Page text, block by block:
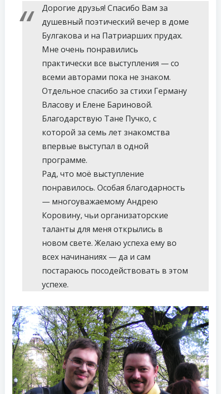
Дорогие друзья! Спасибо Вам за
душевный поэтический вечер в доме
Булгакова и на Патриарших прудах.
Мне очень понравились
практически все выступления — со
всеми авторами пока не знаком.
Отдельное спасибо за стихи Герману
Власову и Елене Бариновой.
Благодарствую Тане Пучко, с
которой за семь лет знакомства
впервые выступал в одной
программе.
Рад, что моё выступление
понравилось. Особая благодарность
— многоуважаемому Андрею
Коровину, чьи организаторские
таланты для меня открылись в
новом свете. Желаю успеха ему во
всех начинаниях — да и сам
постараюсь посодействовать в этом
успехе.